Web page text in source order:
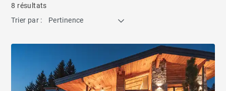
8 résultats
Trier par :
Pertinence